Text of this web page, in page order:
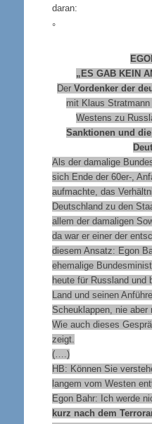
daran:
°
„ES GAB KEIN
Der Vordenker der
mit Klaus
Westens zu
Sanktionen und
Als der damalige
sich Ende der 60er-,
aufmachte, das
Deutschland zu den
allem der damaligen
da war er einer der
diesem Ansatz: Egon
ehemalige
heute für Russland und
Land und seinen
Scheuklappen, nie aber
Wie auch dieses
zeigt.
(….)
HB: Können Sie
langem vom Westen
Egon Bahr: Ich werde
kurz nach dem